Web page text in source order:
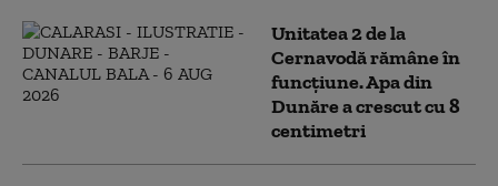
Unitatea 2 de la
Cernavodă rămâne în
funcțiune. Apa din
Dunăre a crescut cu 8
centimetri